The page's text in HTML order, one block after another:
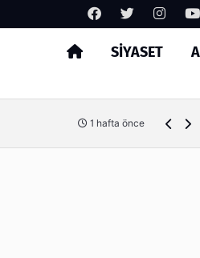
SIYASET
3 hafta önce